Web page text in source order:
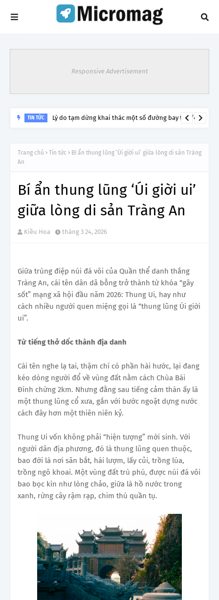
Responsive Advertisement
TIN TỨC Lý do tạm dừng khai thác một số đường bay từ 1/4
Trang chủ Tin tức
Bí ẩn thung lũng ‘Úi giời ui’ giữa lòng di sản Tràng
An
Bí ẩn thung lũng ‘Úi giời ui’
giữa lòng di sản Tràng An
Kiều Hoa tháng 3 24, 2026
Giữa trùng điệp núi đá vôi của Quần thể danh thắng
Tràng An, cái tên dân dã bỗng trở thành từ khóa “gây
sốt” mạng xã hội đầu năm 2026: Thung Ui, hay như
cách nhiều người quen miệng gọi là “thung lũng Úi giời
ui”.
Từ tiếng thở dốc thành địa danh
Cái tên nghe lạ tai, thậm chí có phần hài hước, lại đang
kéo dòng người đổ về vùng đất nằm cách Chùa Bái
Đính chừng 2km. Nhưng đằng sau tiếng cảm thán ấy là
một thung lũng cổ xưa, gắn với bước ngoặt dựng nước
cách đây hơn một thiên niên kỷ.
Thung Ui vốn không phải “hiện tượng” mới sinh. Với
người dân địa phương, đó là thung lũng quen thuộc,
bao đời là nơi săn bắt, hái lượm, lấy củi, trồng lúa,
trồng ngô khoai. Một vùng đất trù phú, được núi đá vôi
bao bọc kín như lòng chảo, giữa là hồ nước trong
xanh, rừng cây rậm rạp, chim thú quần tụ.